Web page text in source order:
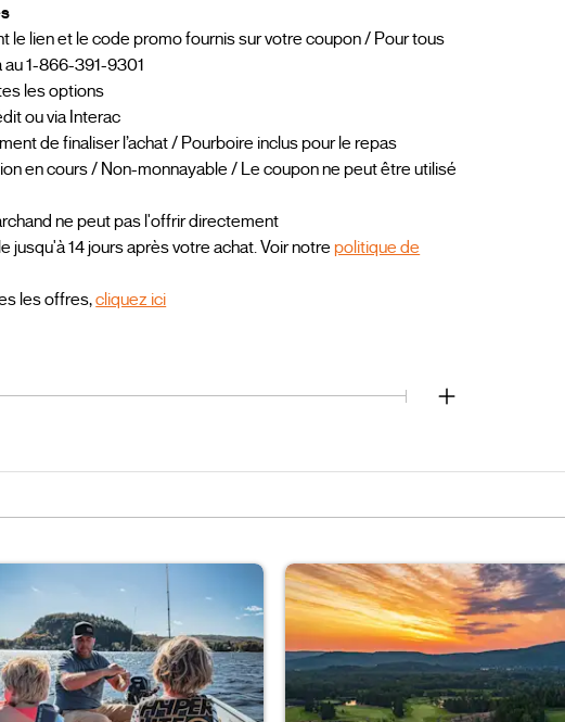
le lien et le code promo fournis sur votre coupon / Pour tous
1-866-391-9301
les options
ou via Interac
de finaliser l’achat / Pourboire inclus pour le repas
en cours / Non-monnayable / Le coupon ne peut être utilisé
ne peut pas l'offrir directement
jusqu'à 14 jours après votre achat. Voir notrepolitique de
les offres,cliquez ici